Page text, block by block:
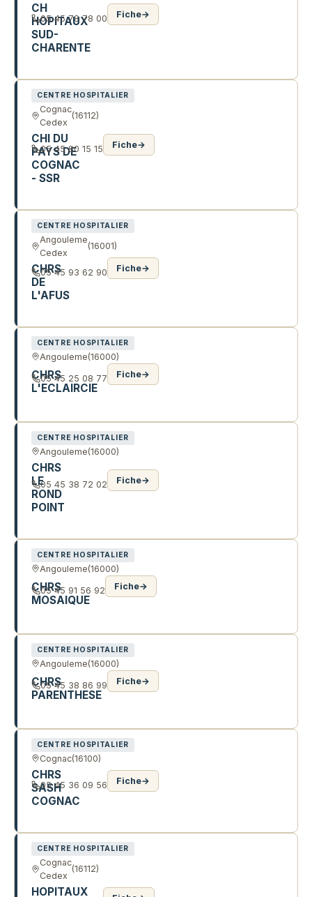
CH
HOPITAUX
SUD-
CHARENTE
05 45 78 78 00 Fiche→
CENTRE HOSPITALIER
Cognac
Cedex
(16112)
CHI DU
PAYS DE
COGNAC
- SSR
05 45 80 15 15 Fiche→
CENTRE HOSPITALIER
Angouleme
Cedex
(16001)
CHRS
DE
L'AFUS
05 45 93 62 90 Fiche→
CENTRE HOSPITALIER
Angouleme(16000)
CHRS
L'ECLAIRCIE
05 45 25 08 77 Fiche→
CENTRE HOSPITALIER
Angouleme(16000)
CHRS
LE
ROND
POINT
05 45 38 72 02 Fiche→
CENTRE HOSPITALIER
Angouleme(16000)
CHRS
MOSAIQUE
05 45 91 56 92 Fiche→
CENTRE HOSPITALIER
Angouleme(16000)
CHRS
PARENTHESE
05 45 38 86 99 Fiche→
CENTRE HOSPITALIER
Cognac(16100)
CHRS
SASH
COGNAC
05 45 36 09 56 Fiche→
CENTRE HOSPITALIER
Cognac
Cedex
(16112)
HOPITAUX